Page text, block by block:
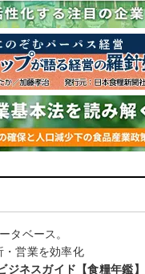
タベース。
・営業を効率化
ジネスガイド【食糧年鑑】